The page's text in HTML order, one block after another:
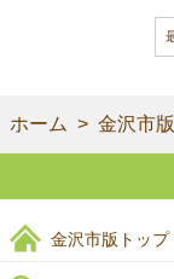
ホーム 金沢市
金沢市版トップ